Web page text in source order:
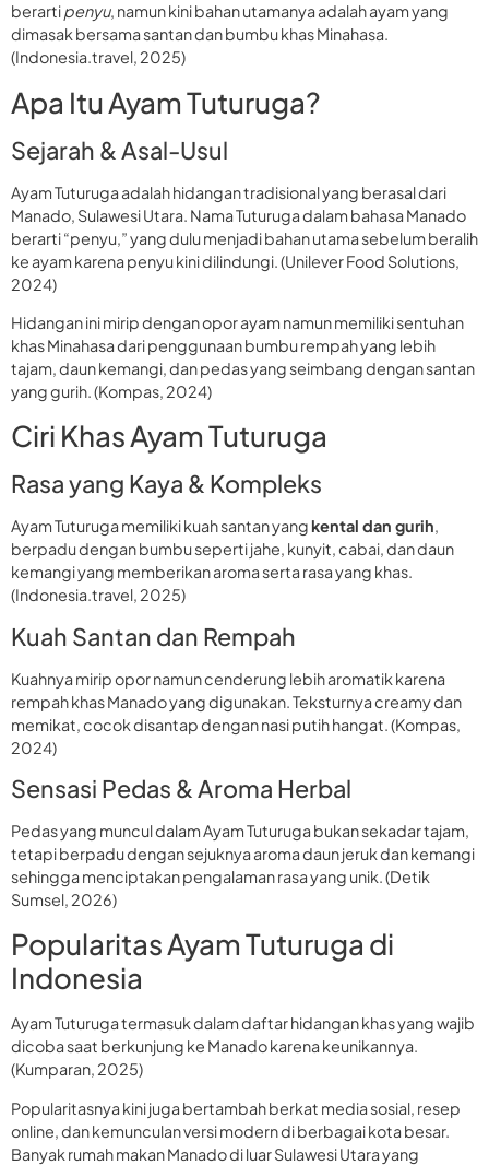
berartipenyu, namun kini bahan utamanya adalah ayam yang
dimasak bersama santan dan bumbu khas Minahasa.
(Indonesia.travel, 2025)
Apa Itu Ayam Tuturuga?
Sejarah & Asal-Usul
Ayam Tuturuga adalah hidangan tradisional yang berasal dari
Manado, Sulawesi Utara. Nama Tuturuga dalam bahasa Manado
berarti “penyu,” yang dulu menjadi bahan utama sebelum beralih
ke ayam karena penyu kini dilindungi. (Unilever Food Solutions,
2024)
Hidangan ini mirip dengan opor ayam namun memiliki sentuhan
khas Minahasa dari penggunaan bumbu rempah yang lebih
tajam, daun kemangi, dan pedas yang seimbang dengan santan
yang gurih. (Kompas, 2024)
Ciri Khas Ayam Tuturuga
Rasa yang Kaya & Kompleks
Ayam Tuturuga memiliki kuah santan yangkental dan gurih,
berpadu dengan bumbu seperti jahe, kunyit, cabai, dan daun
kemangi yang memberikan aroma serta rasa yang khas.
(Indonesia.travel, 2025)
Kuah Santan dan Rempah
Kuahnya mirip opor namun cenderung lebih aromatik karena
rempah khas Manado yang digunakan. Teksturnya creamy dan
memikat, cocok disantap dengan nasi putih hangat. (Kompas,
2024)
Sensasi Pedas & Aroma Herbal
Pedas yang muncul dalam Ayam Tuturuga bukan sekadar tajam,
tetapi berpadu dengan sejuknya aroma daun jeruk dan kemangi
sehingga menciptakan pengalaman rasa yang unik. (Detik
Sumsel, 2026)
Popularitas Ayam Tuturuga di
Indonesia
Ayam Tuturuga termasuk dalam daftar hidangan khas yang wajib
dicoba saat berkunjung ke Manado karena keunikannya.
(Kumparan, 2025)
Popularitasnya kini juga bertambah berkat media sosial, resep
online, dan kemunculan versi modern di berbagai kota besar.
Banyak rumah makan Manado di luar Sulawesi Utara yang